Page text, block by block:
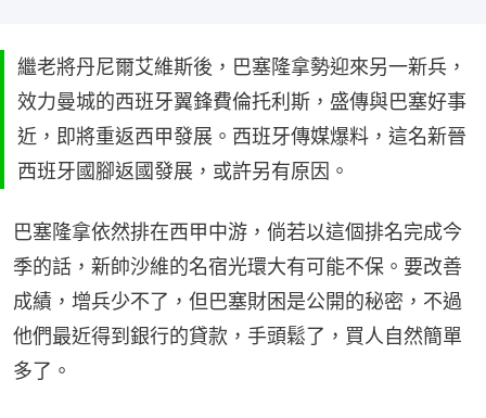
繼老將丹尼爾艾維斯後，巴塞隆拿勢迎來另一新兵，
效力曼城的西班牙翼鋒費倫托利斯，盛傳與巴塞好事
近，即將重返西甲發展。西班牙傳媒爆料，這名新晉
西班牙國腳返國發展，或許另有原因。
巴塞隆拿依然排在西甲中游，倘若以這個排名完成今
季的話，新帥沙維的名宿光環大有可能不保。要改善
成績，增兵少不了，但巴塞財困是公開的秘密，不過
他們最近得到銀行的貸款，手頭鬆了，買人自然簡單
多了。